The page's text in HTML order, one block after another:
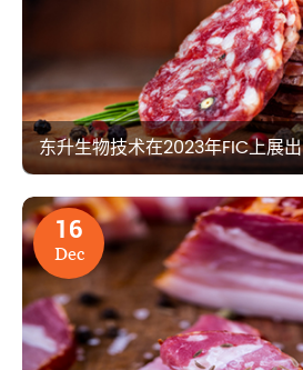
东升生物技术在2023年FIC上展出
16
Dec